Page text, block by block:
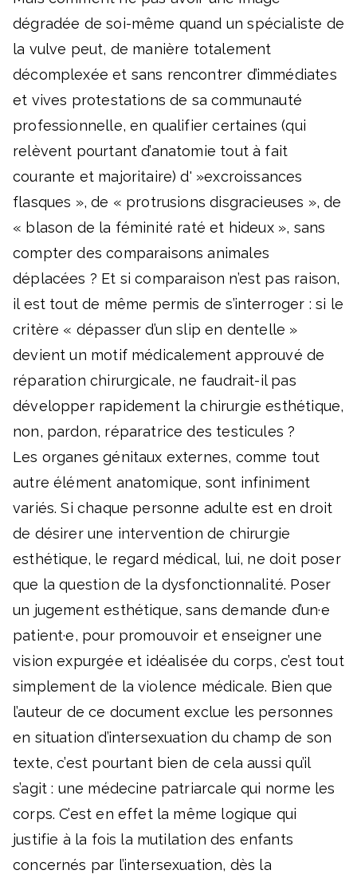
dégradée de soi-même quand un spécialiste de
la vulve peut, de manière totalement
décomplexée et sans rencontrer d’immédiates
et vives protestations de sa communauté
professionnelle, en qualifier certaines (qui
relèvent pourtant d’anatomie tout à fait
courante et majoritaire) d' »excroissances
flasques », de « protrusions disgracieuses », de
« blason de la féminité raté et hideux », sans
compter des comparaisons animales
déplacées ? Et si comparaison n’est pas raison,
il est tout de même permis de s’interroger : si le
critère « dépasser d’un slip en dentelle »
devient un motif médicalement approuvé de
réparation chirurgicale, ne faudrait-il pas
développer rapidement la chirurgie esthétique,
non, pardon, réparatrice des testicules ?
Les organes génitaux externes, comme tout
autre élément anatomique, sont infiniment
variés. Si chaque personne adulte est en droit
de désirer une intervention de chirurgie
esthétique, le regard médical, lui, ne doit poser
que la question de la dysfonctionnalité. Poser
un jugement esthétique, sans demande d’un·e
patient·e, pour promouvoir et enseigner une
vision expurgée et idéalisée du corps, c’est tout
simplement de la violence médicale. Bien que
l’auteur de ce document exclue les personnes
en situation d’intersexuation du champ de son
texte, c’est pourtant bien de cela aussi qu’il
s’agit : une médecine patriarcale qui norme les
corps. C’est en effet la même logique qui
justifie à la fois la mutilation des enfants
concernés par l’intersexuation, dès la